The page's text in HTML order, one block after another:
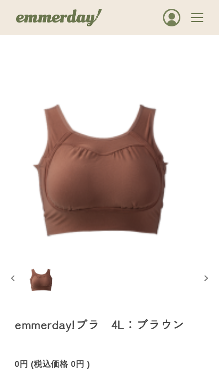
emmerday!ブラ 4L：ブラウン
0円 (税込価格0円 )